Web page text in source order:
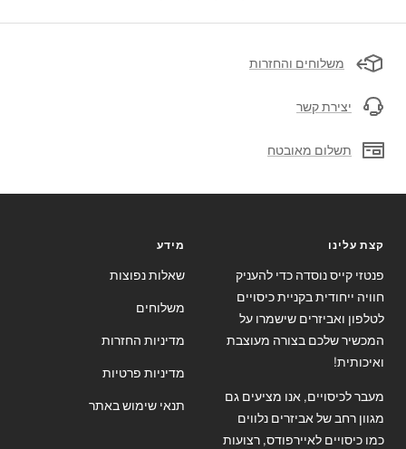
משלוחים והחזרות
יצירת קשר
תשלום מאובטח
קצת עלינו
פנטזי קייס נוסדה כדי להעניק
חוויה ייחודית בקניית כיסויים
לטלפון ואביזרים שישמרו על
המכשיר שלכם בצורה מעוצבת
ואיכותית!
מעבר לכיסויים, אנו מציעים גם
מגוון רחב של אביזרים נלווים
כמו כיסויים לאיירפודס, רצועות
מידע
שאלות נפוצות
משלוחים
מדיניות החזרות
מדיניות פרטיות
תנאי שימוש באתר